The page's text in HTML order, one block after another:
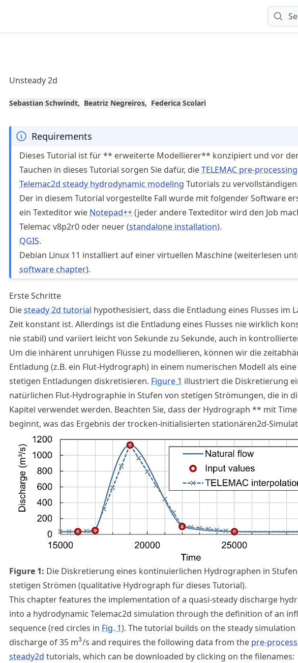
Unsteady 2d
Sebastian Schwindt Beatriz Negreiros Federica Scolari
Requirements
Dieses Tutorial ist für ** erweiterte Modellierer** konzipiert und vor
Tauchen in dieses Tutorial sorgen Sie dafür, dieTELEMAC pre-processing
Telemac2d steady hydrodynamic modeling Tutorials zu vervollständigen.
Der in diesem Tutorial vorgestellte Fall wurde mit folgender Software
ein Texteditor wie Notepad++(jeder andere Texteditor wird den Job
Telemac v8p2r0 oder neuer (standalone installation).
QGIS.
Debian Linux 11 installiert auf einer virtuellen Maschine (weiterlesen
software chapter).
Erste Schritte
Diesteady 2d tutorial hypothesisiert, dass die Entladung eines Flusses im
Zeit konstant ist. Allerdings ist die Entladung eines Flusses nie wirklich
nie stabil) und variiert leicht von Sekunde zu Sekunde, auch in
Um die inhärent unruhigen Flüsse zu modellieren, können wir die
Entladung (z.B. ein Flut-Hydrograph) in einem numerischen Modell als eine
stetigen Entladungen diskretisieren. Figure 1 illustriert die Diskretierung
natürlichen Flut-Hydrographie in Stufen von stetigen Strömungen, die in
Kapitel verwendet werden. Beachten Sie, dass der Hydrograph ** mit
beginnt, was das Ergebnis der trocken-initialisierten stationären2d-
Figure 1: Die Diskretierung eines kontinuierlichen Hydrographen in
stetigen Strömen (qualitative Hydrograph für dieses Tutorial).
This chapter features the implementation of a quasi-steady discharge
into a hydrodynamic Telemac2d simulation through the definition of an
sequence (red circles in Fig. 1). The tutorial builds on the steady simulation
discharge of 35 m^3
3/s and requires the following data from the pre-
steady2d tutorials, which can be downloaded by clicking on the filenames: